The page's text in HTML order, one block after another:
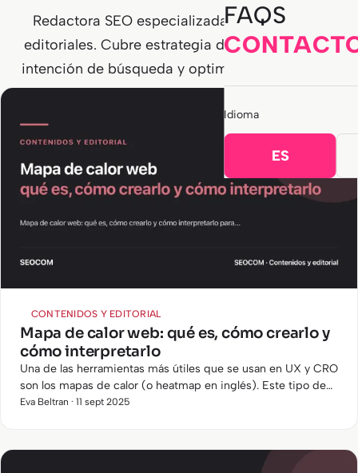
FAQS
Idioma
ES
Redactora SEO especializada en contenidos
editoriales. Cubre estrategia de palabras clave,
intención de búsqueda y optimización on‑page.
CONTENIDOS Y EDITORIAL
Mapa de calor web: qué es, cómo crearlo y
cómo interpretarlo
Una de las herramientas más útiles que se usan en UX y CRO
son los mapas de calor (o heatmap en inglés). Este tipo de
herramienta se usa como análisis visual que muestra,
Eva Beltran · 11 sept 2025